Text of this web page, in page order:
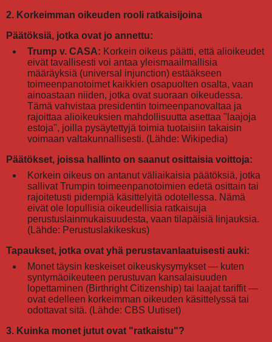
2. Korkeimman oikeuden rooli ratkaisijoina
Päätöksiä, jotka ovat jo annettu:
Trump v. CASA: Korkein oikeus päätti, että alioikeudet
eivät tavallisesti voi antaa yleismaailmallisia
määräyksiä (universal injunction) estääkseen
toimeenpanotoimet kaikkien osapuolten osalta, vaan
ainoastaan niiden, jotka ovat suoraan oikeudessa.
Tämä vahvistaa presidentin toimeenpanovaltaa ja
rajoittaa alioikeuksien mahdollisuutta asettaa "laajoja
estoja", joilla pysäytettyjä toimia tuotaisiin takaisin
voimaan valtakunnallisesti. (Lähde: Wikipedia)
Päätökset, joissa hallinto on saanut osittaisia voittoja:
Korkein oikeus on antanut väliaikaisia päätöksiä, jotka
sallivat Trumpin toimeenpanotoimien edetä osittain tai
rajoitetusti pidempiä käsittelyitä odotellessa. Nämä
eivät ole lopullisia oikeudellisia ratkaisuja
perustuslainmukaisuudesta, vaan tilapäisiä linjauksia.
(Lähde: Perustuslakikeskus)
Tapaukset, jotka ovat yhä perustavanlaatuisesti auki:
Monet täysin keskeiset oikeuskysymykset — kuten
syntymäoikeuteen perustuvan kansalaisuuden
lopettaminen (Birthright Citizenship) tai laajat tariffit —
ovat edelleen korkeimman oikeuden käsittelyssä tai
odottavat sitä. (Lähde: CBS Uutiset)
3. Kuinka monet jutut ovat "ratkaistu"?